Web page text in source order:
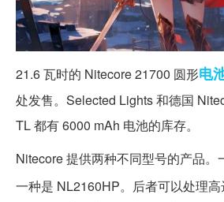
21.6 瓦时的 Nitecore 21700 圆形电
处发售。Selected Lights 和德国
TL 都有 6000 mAh 电池的库存。
Nitecore 提供两种不同型号的产品。
一种是 NL2160HP。后者可以处理高